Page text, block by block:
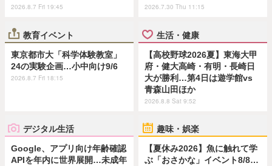
2026.8.7 Fri 19:45 2026.7.30 Thu 11:15
教育イベント
東京都市大「科学体験教室」
24の実験企画…小中向け9/6
2026.8.7 Fri 18:15
生活・健康
【高校野球2026夏】東海大甲
府・健大高崎・有明・長崎日
大が勝利…第4日は遊学館vs
青森山田ほか
2026.8.8 Sat 9:52
デジタル生活
Google、アプリ向け年齢確認
APIを年内に世界展開…未成年
趣味・娯楽
【夏休み2026】魚に触れて学
ぶ「おさかな」イベント8/8…